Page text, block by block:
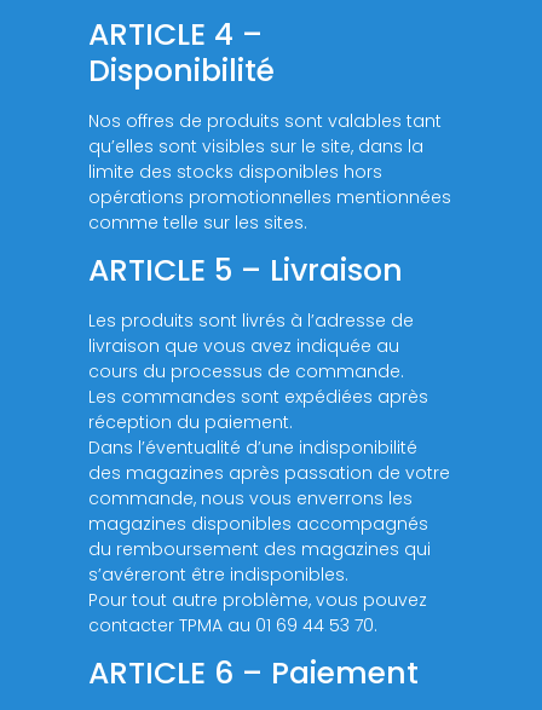
ARTICLE 4 –
Disponibilité
Nos offres de produits sont valables tant
qu’elles sont visibles sur le site, dans la
limite des stocks disponibles hors
opérations promotionnelles mentionnées
comme telle sur les sites.
ARTICLE 5 – Livraison
Les produits sont livrés à l’adresse de
livraison que vous avez indiquée au
cours du processus de commande.
Les commandes sont expédiées après
réception du paiement.
Dans l’éventualité d’une indisponibilité
des magazines après passation de votre
commande, nous vous enverrons les
magazines disponibles accompagnés
du remboursement des magazines qui
s’avéreront être indisponibles.
Pour tout autre problème, vous pouvez
contacter TPMA au 01 69 44 53 70.
ARTICLE 6 – Paiement